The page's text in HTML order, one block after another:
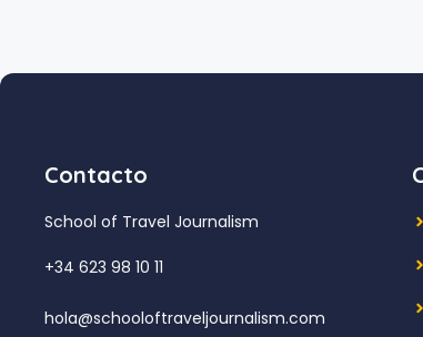
Contacto
School of Travel Journalism
+34 623 98 10 11
hola@schooloftraveljournalism.com